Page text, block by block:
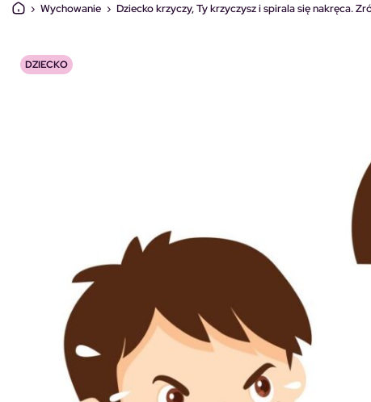
› Wychowanie › Dziecko krzyczy, Ty krzyczysz i spirala się nakręca.
DZIECKO